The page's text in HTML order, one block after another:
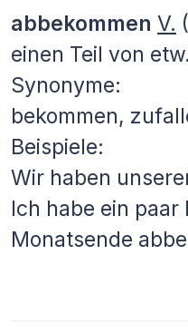
abbekommen V.
einen Teil von
Synonyme:
bekommen,
Beispiele:
Wir haben
Ich habe ein paar
Monatsende